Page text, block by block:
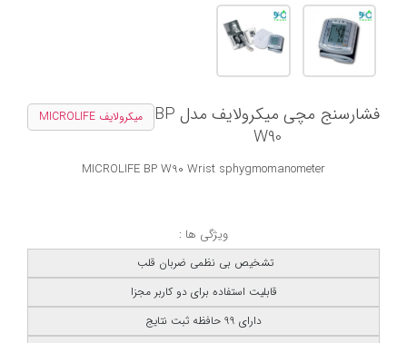
میکرولایف MICROLIFE
فشارسنج مچی میکرولایف مدل BP
W90
MICROLIFE BP W90 Wrist sphygmomanometer
ویژگی ها :
تشخیص بی نظمی ضربان قلب
قابلیت استفاده برای دو کاربر مجزا
دارای 99 حافظه ثبت نتایج